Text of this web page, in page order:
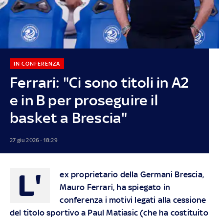
Ferrari: "Ci sono titoli in A2
e in B per proseguire il
basket a Brescia"
IN CONFERENZA
27 giu 2026 - 18:29
L'
ex proprietario della Germani Brescia,
Mauro Ferrari, ha spiegato in
conferenza i motivi legati alla cessione
del titolo sportivo a Paul Matiasic (che ha costituito